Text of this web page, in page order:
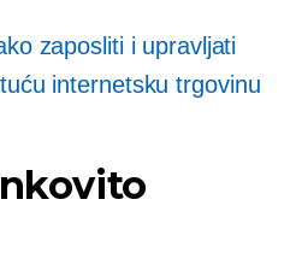
zaposliti i upravljati
internetsku trgovinu